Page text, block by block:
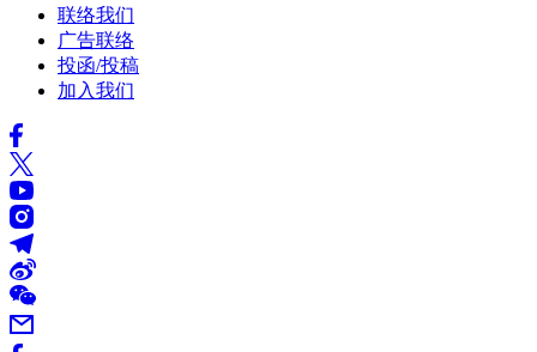
联络我们
广告联络
投函/投稿
加入我们